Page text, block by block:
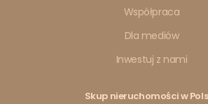
Współpraca
Dla mediów
Inwestuj z nami
Skup nieruchomości w